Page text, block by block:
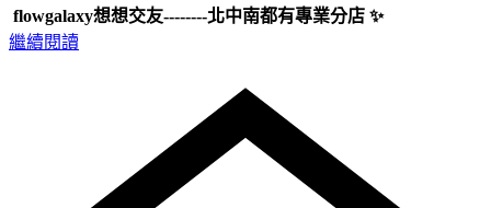
flowgalaxy想想交友--------北中南都有專業分店 ✨
繼續閱讀